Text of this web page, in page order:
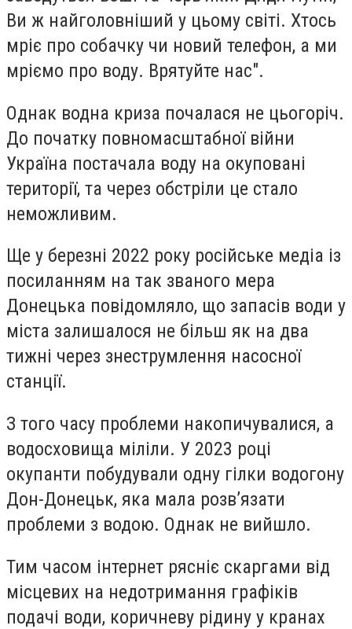
Ви ж найголовніший у цьому світі. Хтось
мріє про собачку чи новий телефон, а ми
мріємо про воду. Врятуйте нас".
Однак водна криза почалася не цьогоріч.
До початку повномасштабної війни
Україна постачала воду на окуповані
території, та через обстріли це стало
неможливим.
Ще у березні 2022 року російське медіа із
посиланням на так званого мера
Донецька повідомляло, що запасів води у
міста залишалося не більш як на два
тижні через знеструмлення насосної
станції.
З того часу проблеми накопичувалися, а
водосховища міліли. У 2023 році
окупанти побудували одну гілки водогону
Дон-Донецьк, яка мала розв’язати
проблеми з водою. Однак не вийшло.
Тим часом інтернет рясніє скаргами від
місцевих на недотримання графіків
подачі води, коричневу рідину у кранах